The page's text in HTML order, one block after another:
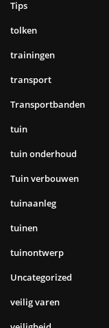
Tips
tolken
trainingen
transport
Transportbanden
tuin
tuin onderhoud
Tuin verbouwen
tuinaanleg
tuinen
tuinontwerp
Uncategorized
veilig varen